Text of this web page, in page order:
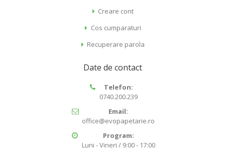
Creare cont
Cos cumparaturi
Recuperare parola
Date de contact
Telefon:
0740.200.239
Email:
office@evopapetarie.ro
Program:
Luni - Vineri / 9:00 - 17:00